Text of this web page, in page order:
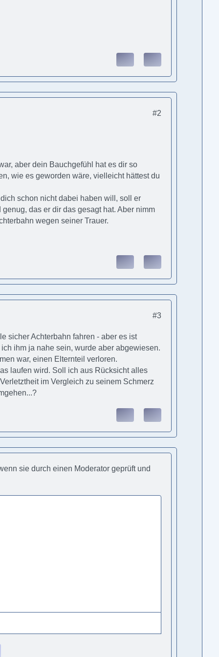
#2
aber dein Bauchgefühl hat es dir so
wie es geworden wäre, vielleicht hättest du
schon nicht dabei haben will, soll er
das er dir das gesagt hat. Aber nimm
wegen seiner Trauer.
#3
sicher Achterbahn fahren - aber es ist
ihm ja nahe sein, wurde aber abgewiesen.
war, einen Elternteil verloren.
laufen wird. Soll ich aus Rücksicht alles
im Vergleich zu seinem Schmerz
sie durch einen Moderator geprüft und